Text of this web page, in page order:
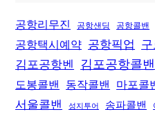
공항리무진 공항샌딩 공항콜밴
공항택시예약 공항픽업
김포공항벤 김포공항콜밴
도봉콜밴 동작콜밴 마포콜
서울콜밴 성지투어 송파콜밴